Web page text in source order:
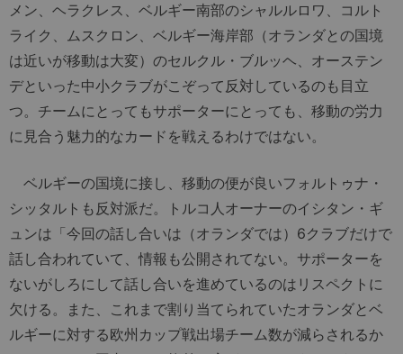
メン、ヘラクレス、ベルギー南部のシャルルロワ、コルト
ライク、ムスクロン、ベルギー海岸部（オランダとの国境
は近いが移動は大変）のセルクル・ブルッヘ、オーステン
デといった中小クラブがこぞって反対しているのも目立
つ。チームにとってもサポーターにとっても、移動の労力
に見合う魅力的なカードを戦えるわけではない。
ベルギーの国境に接し、移動の便が良いフォルトゥナ・
シッタルトも反対派だ。トルコ人オーナーのイシタン・ギ
ュンは「今回の話し合いは（オランダでは）6クラブだけで
話し合われていて、情報も公開されてない。サポーターを
ないがしろにして話し合いを進めているのはリスペクトに
欠ける。また、これまで割り当てられていたオランダとベ
ルギーに対する欧州カップ戦出場チーム数が減らされるか